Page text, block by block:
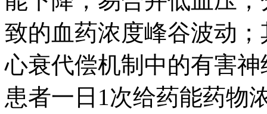
致的血药浓度峰谷波动
心衰代偿机制中的有害
患者一日1次给药能药物